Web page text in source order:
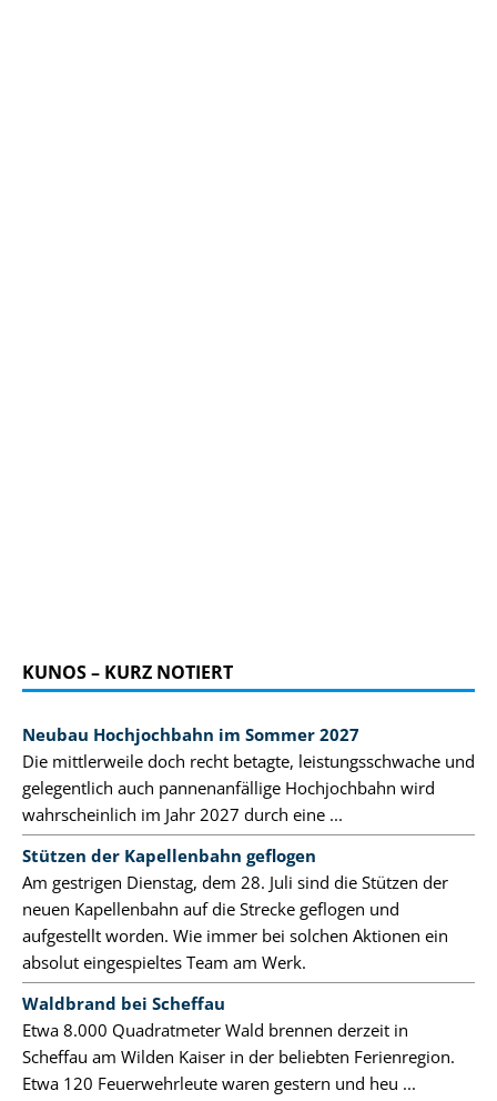
KUNOS – KURZ NOTIERT
Neubau Hochjochbahn im Sommer 2027
Die mittlerweile doch recht betagte, leistungsschwache und
gelegentlich auch pannenanfällige Hochjochbahn wird
wahrscheinlich im Jahr 2027 durch eine ...
Stützen der Kapellenbahn geflogen
Am gestrigen Dienstag, dem 28. Juli sind die Stützen der
neuen Kapellenbahn auf die Strecke geflogen und
aufgestellt worden. Wie immer bei solchen Aktionen ein
absolut eingespieltes Team am Werk.
Waldbrand bei Scheffau
Etwa 8.000 Quadratmeter Wald brennen derzeit in
Scheffau am Wilden Kaiser in der beliebten Ferienregion.
Etwa 120 Feuerwehrleute waren gestern und heu ...